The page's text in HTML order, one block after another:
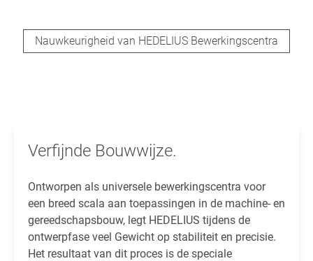
Nauwkeurigheid van HEDELIUS Bewerkingscentra
Verfijnde Bouwwijze.
Ontworpen als universele bewerkingscentra voor
een breed scala aan toepassingen in de machine- en
gereedschapsbouw, legt HEDELIUS tijdens de
ontwerpfase veel Gewicht op stabiliteit en precisie.
Het resultaat van dit proces is de speciale